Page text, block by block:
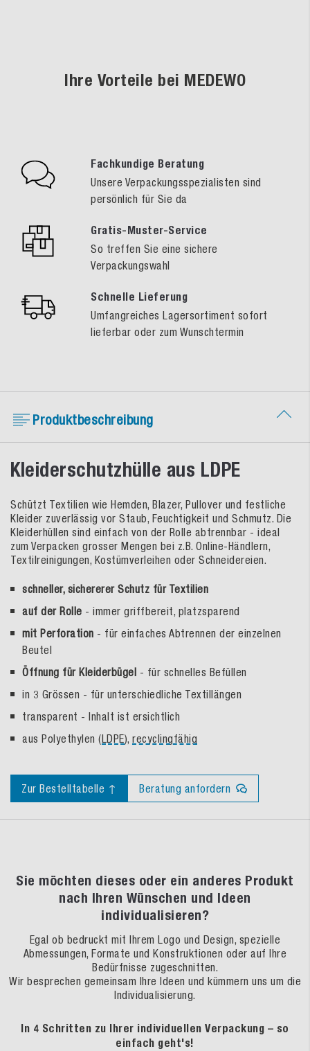
Ihre Vorteile bei MEDEWO
Fachkundige Beratung
Unsere Verpackungsspezialisten sind
persönlich für Sie da
Gratis-Muster-Service
So treffen Sie eine sichere
Verpackungswahl
Schnelle Lieferung
Umfangreiches Lagersortiment sofort
lieferbar oder zum Wunschtermin
Produktbeschreibung
Kleiderschutzhülle aus LDPE
Schützt Textilien wie Hemden, Blazer, Pullover und festliche
Kleider zuverlässig vor Staub, Feuchtigkeit und Schmutz. Die
Kleiderhüllen sind einfach von der Rolle abtrennbar - ideal
zum Verpacken grosser Mengen bei z.B. Online-Händlern,
Textilreinigungen, Kostümverleihen oder Schneidereien.
schneller, sichererer Schutz für Textilien
auf der Rolle - immer griffbereit, platzsparend
mit Perforation - für einfaches Abtrennen der einzelnen
Beutel
Öffnung für Kleiderbügel - für schnelles Befüllen
in 3 Grössen - für unterschiedliche Textillängen
transparent - Inhalt ist ersichtlich
aus Polyethylen (LDPE), recyclingfähig
Zur Bestelltabelle ↑ Beratung anfordern
Sie möchten dieses oder ein anderes Produkt
nach Ihren Wünschen und Ideen
individualisieren?
Egal ob bedruckt mit Ihrem Logo und Design, spezielle
Abmessungen, Formate und Konstruktionen oder auf Ihre
Bedürfnisse zugeschnitten.
Wir besprechen gemeinsam Ihre Ideen und kümmern uns um die
Individualisierung.
In 4 Schritten zu Ihrer individuellen Verpackung – so
einfach geht's!